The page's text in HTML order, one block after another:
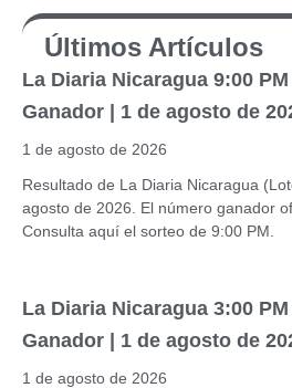
Últimos Artículos
La Diaria Nicaragua 9:00
Ganador | 1 de agosto de
1 de agosto de 2026
Resultado de La Diaria Nicaragua
agosto de 2026. El número ganador
Consulta aquí el sorteo de 9:00 PM.
La Diaria Nicaragua 3:00
Ganador | 1 de agosto de
1 de agosto de 2026